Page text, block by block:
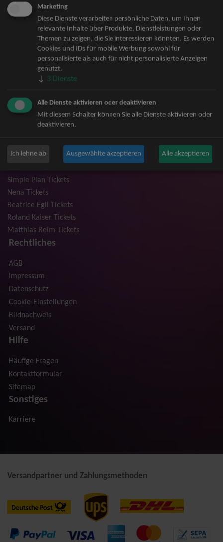
Deep Purple Tickets
Howard Carpendale Tickets
Jan Delay & Disko No.1 Tickets
Pur Tickets
Bob Dylan Tickets
Mark Forster Tickets
The Prodigy Tickets
Niedeckens BAP Tickets
Judas Priest Tickets
Trailerpark & Friends Tickets
Simple Plan Tickets
Nena Tickets
Beatrice Egli Tickets
Roland Kaiser Tickets
Matthias Reim Tickets
Rechtliches
AGB
Impressum
Datenschutz
Cookie-Einstellungen
Bildnachweis
Versand
Hilfe
Häufige Fragen
Kontaktformular
Sitemap
Sonstiges
Karriere
Versandpartner und Zahlungsmethoden
Marketing
Diese Dienste verarbeiten persönliche Daten, um Ihnen
relevante Inhalte über Produkte, Dienstleistungen oder
Themen zu zeigen, die Sie interessieren könnten. Es werden
Cookies und IDs für mobile Werbung sowohl für
personalisierte als auch für nicht personalisierte Anzeigen
genutzt.
↓ 3 Dienste
Alle Dienste aktivieren oder deaktivieren
Mit diesem Schalter können Sie alle Dienste aktivieren oder
deaktivieren.
Ich lehne ab Ausgewählte akzeptieren Alle akzeptieren